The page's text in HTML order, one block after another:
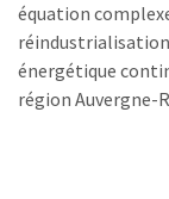
équation
énergétique
région Auvergne-